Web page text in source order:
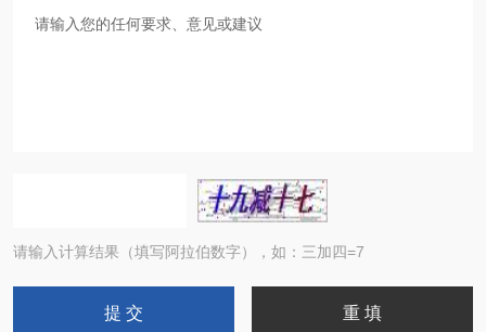
请输入计算结果（填写阿拉伯数字），如：三加四=7